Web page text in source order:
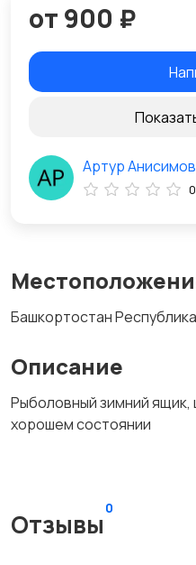
Башкортостан
Описание
Рыболовный зимний ящик,
хорошем состоянии
Отзывы
0
от 900 ₽
Артур Анисимов